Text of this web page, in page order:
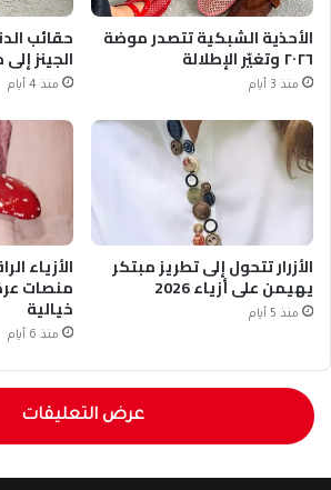
الأحذية الشبكية تتصدر موضة
٢٠٢٦ وتغيّر الإطلالة
منذ 3 أيام
حقائب
الجينز
منذ 4 أيام
الأزرار تتحول إلى تطريز مبتكر
يهيمن على أزياء 2026
منذ 5 أيام
الأزياء
منصات
خيالية
منذ 6 أيام
عرض التعليقات